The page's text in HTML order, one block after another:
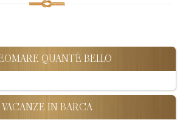
QUANT'È BELLO
VACANZE IN BARCA